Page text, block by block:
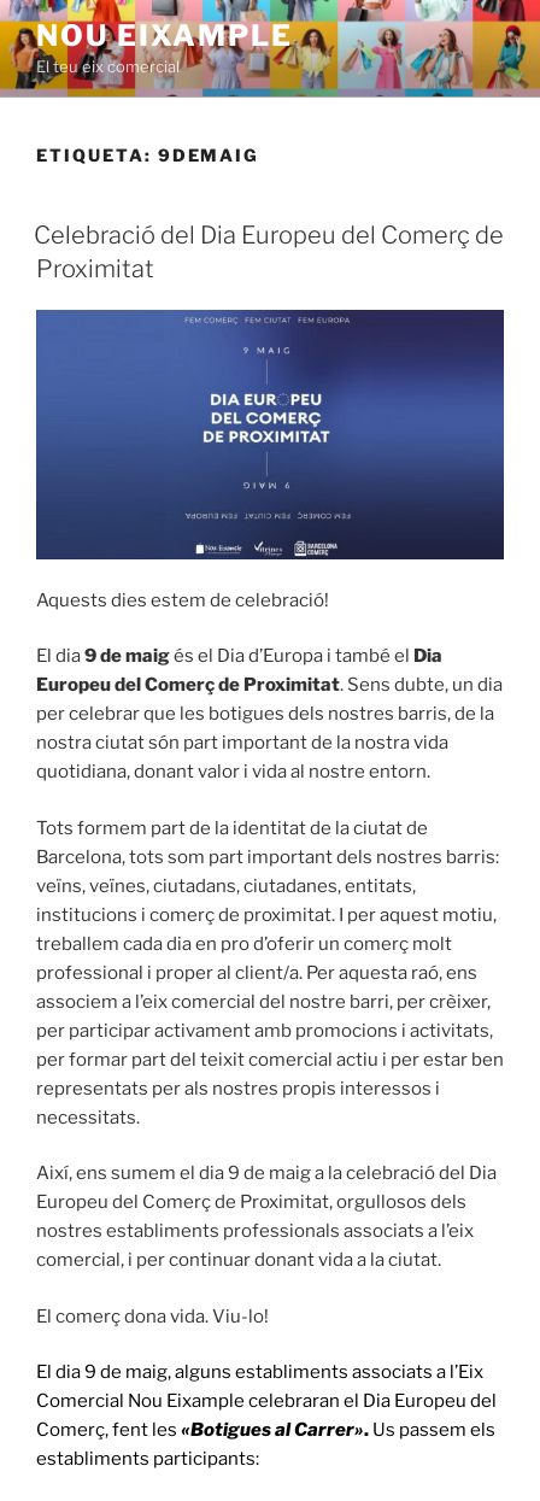
Saltar
al
contenido
NOU EIXAMPLE
El teu eix comercial
ETIQUETA: 9DEMAIG
PUBLICADO
EL
Celebració del Dia Europeu del Comerç de
Proximitat
Aquests dies estem de celebració!
El dia9 de maigés el Dia d’Europa i també el Dia
Europeu del Comerç de Proximitat. Sens dubte, un dia
per celebrar que les botigues dels nostres barris, de la
nostra ciutat són part important de la nostra vida
quotidiana, donant valor i vida al nostre entorn.
Tots formem part de la identitat de la ciutat de
Barcelona, tots som part important dels nostres barris:
veïns, veïnes, ciutadans, ciutadanes, entitats,
institucions i comerç de proximitat. I per aquest motiu,
treballem cada dia en pro d’oferir un comerç molt
professional i proper al client/a. Per aquesta raó, ens
associem a l’eix comercial del nostre barri, per crèixer,
per participar activament amb promocions i activitats,
per formar part del teixit comercial actiu i per estar ben
representats per als nostres propis interessos i
necessitats.
Així, ens sumem el dia 9 de maig a la celebració del Dia
Europeu del Comerç de Proximitat, orgullosos dels
nostres establiments professionals associats a l’eix
comercial, i per continuar donant vida a la ciutat.
El comerç dona vida. Viu-lo!
El dia 9 de maig, alguns establiments associats a l’Eix
Comercial Nou Eixample celebraran el Dia Europeu del
Comerç, fent les «Botigues al Carrer». Us passem els
establiments participants: